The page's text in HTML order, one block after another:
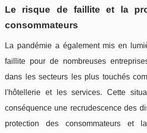
Le risque de faillite et la
consommateurs
La pandémie a également mis en
faillite pour de nombreuses
dans les secteurs les plus touchés
l'hôtellerie et les services. Cette
conséquence une recrudescence des
protection des consommateurs et